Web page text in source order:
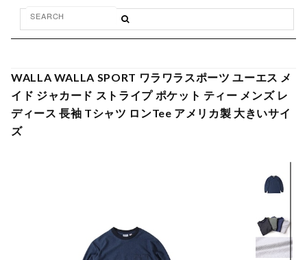
WALLA WALLA SPORT ワラワラスポーツ ユーエス メ
イド ジャカード ストライプ ポケット ティー メンズ レ
ディース 長袖 Tシャツ ロンTee アメリカ製 大きいサイ
ズ